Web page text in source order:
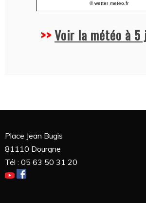
© wetter meteo.fr
>>Voir la météo à 5
Place Jean Bugis
81110 Dourgne
Tél : 05 63 50 31 20